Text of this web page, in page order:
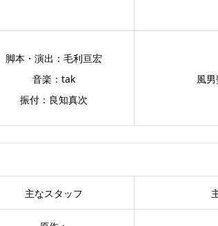
脚本・演出：毛利亘宏
音楽：tak
振付：良知真次
風
主なスタッフ